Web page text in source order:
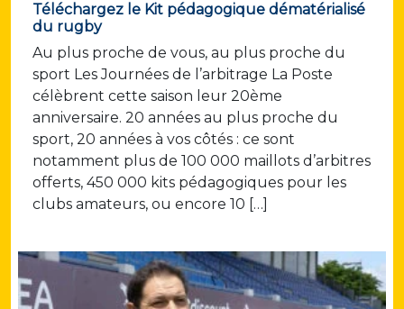
Téléchargez le Kit pédagogique dématérialisé
du rugby
Au plus proche de vous, au plus proche du
sport Les Journées de l’arbitrage La Poste
célèbrent cette saison leur 20ème
anniversaire. 20 années au plus proche du
sport, 20 années à vos côtés : ce sont
notamment plus de 100 000 maillots d’arbitres
offerts, 450 000 kits pédagogiques pour les
clubs amateurs, ou encore 10 […]